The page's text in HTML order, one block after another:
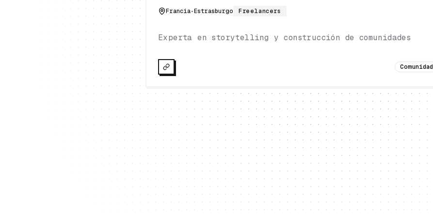
Francia•Estrasburgo Freelancers
Experta en storytelling y construcción de comunidades
Comunidad